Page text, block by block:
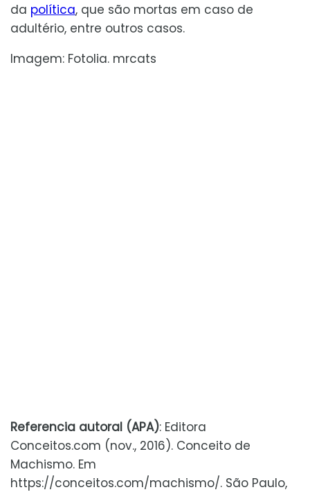
da política, que são mortas em caso de
adultério, entre outros casos.
Imagem: Fotolia. mrcats
Referencia autoral (APA): Editora
Conceitos.com (nov., 2016). Conceito de
Machismo. Em
https://conceitos.com/machismo/. São Paulo,